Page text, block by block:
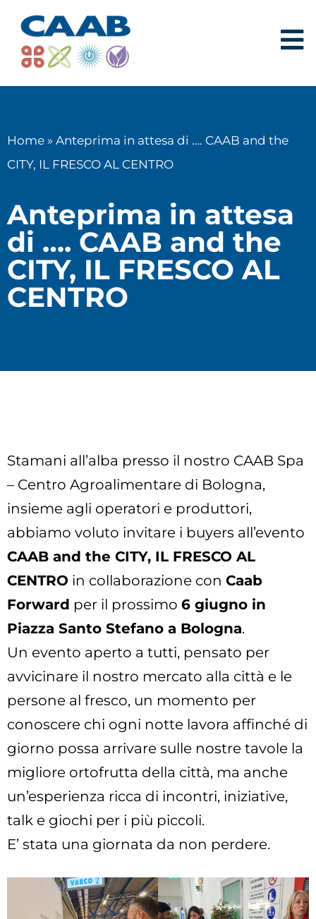
Home » Anteprima in attesa di …. CAAB and the
CITY, IL FRESCO AL CENTRO
Anteprima in attesa
di …. CAAB and the
CITY, IL FRESCO AL
CENTRO
Stamani all’alba presso il nostro CAAB Spa
– Centro Agroalimentare di Bologna,
insieme agli operatori e produttori,
abbiamo voluto invitare i buyers all’evento
CAAB and the CITY, IL FRESCO AL
CENTRO in collaborazione con Caab
Forward per il prossimo 6 giugno in
Piazza Santo Stefano a Bologna.
Un evento aperto a tutti, pensato per
avvicinare il nostro mercato alla città e le
persone al fresco, un momento per
conoscere chi ogni notte lavora affinché di
giorno possa arrivare sulle nostre tavole la
migliore ortofrutta della città, ma anche
un’esperienza ricca di incontri, iniziative,
talk e giochi per i più piccoli.
E’ stata una giornata da non perdere.